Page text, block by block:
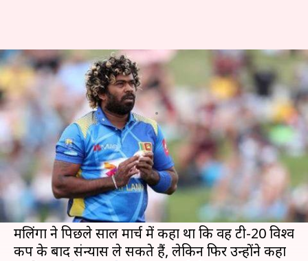
संन्यास पर फिर बोले मलिंगा, इस
टूर्नामेंट के बाद ले सकते हैं संन्यास
लेखन Neeraj Pandey Jan 05, 2020 12:09 pm
क्या है खबर?
श्रीलंका के दिग्गज तेज गेंदबाज और वर्तमान टी-20 टीम के
कप्तान लसिथ मलिंगा ने एक बार फिर अपने संन्यास के
बारे में बात की है।
मलिंगा ने पिछले साल मार्च में कहा था कि वह टी-20 विश्व
कप के बाद संन्यास ले सकते हैं, लेकिन फिर उन्होंने कहा